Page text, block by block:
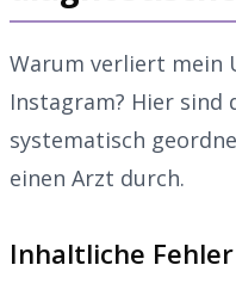
Warum verliert mein
Instagram? Hier sind
systematisch
einen Arzt durch.
Inhaltliche Fehler